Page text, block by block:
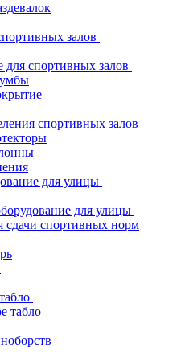
залов
для спортивных залов
спортивных залов
для улицы
для улицы
сдачи спортивных норм
табло